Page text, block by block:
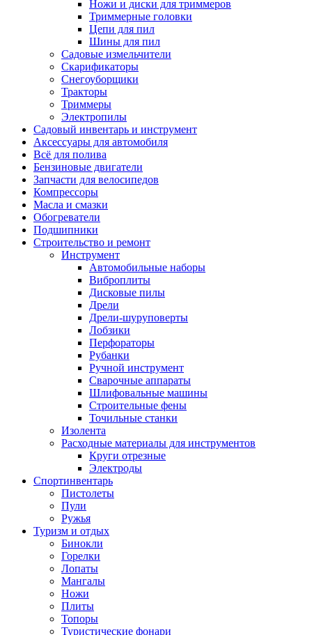
Ножи и диски для триммеров
Триммерные головки
Цепи для пил
Шины для пил
Садовые измельчители
Скарификаторы
Снегоуборщики
Тракторы
Триммеры
Электропилы
Садовый инвентарь и инструмент
Аксессуары для автомобиля
Всё для полива
Бензиновые двигатели
Запчасти для велосипедов
Компрессоры
Масла и смазки
Обогреватели
Подшипники
Строительство и ремонт
Инструмент
Автомобильные наборы
Виброплиты
Дисковые пилы
Дрели
Дрели-шуруповерты
Лобзики
Перфораторы
Рубанки
Ручной инструмент
Сварочные аппараты
Шлифовальные машины
Строительные фены
Точильные станки
Изолента
Расходные материалы для инструментов
Круги отрезные
Электроды
Спортинвентарь
Пистолеты
Пули
Ружья
Туризм и отдых
Бинокли
Горелки
Лопаты
Мангалы
Ножи
Плиты
Топоры
Туристические фонари